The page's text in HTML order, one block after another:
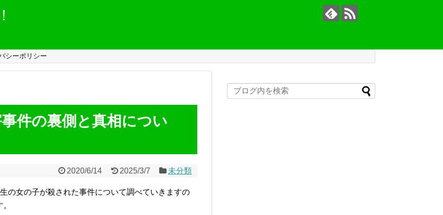
シーポリシー
件の裏側と真相につい
2020/6/14 2025/3/7 未分類
の女の子が殺された事件について調べていきますの